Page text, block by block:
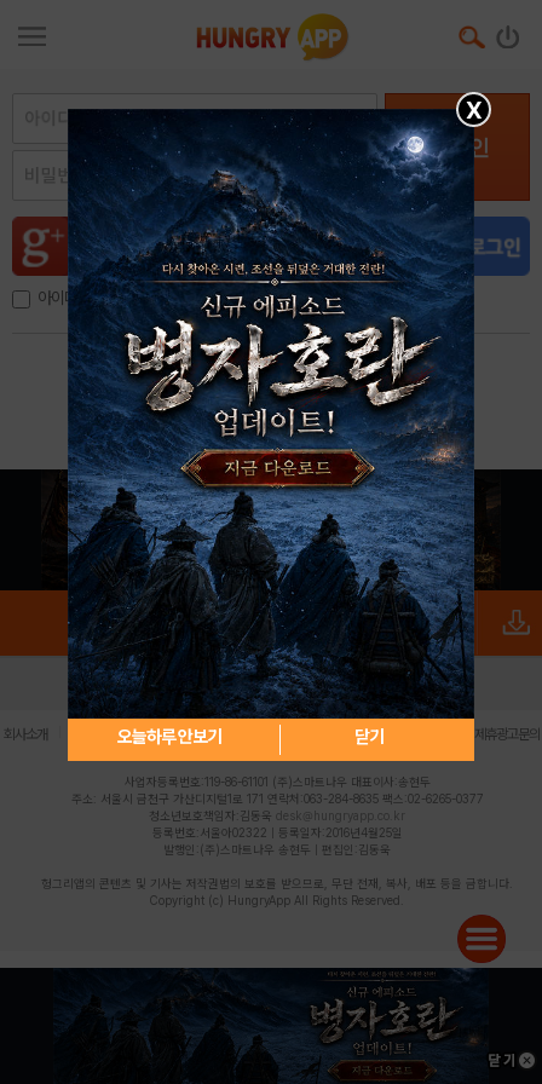
로그인
아이디, 이메일 저장
아이디 / 비밀번호 찾기 회원가입
X
오늘하루 안보기 닫기
로그인 PC버전 전체앱
회사소개 | 개인정보 처리방침 불법촬영물 신고센터 제휴광고문의
사업자등록번호:119-86-61101 (주)스마트나우 대표이사:송현두
주소: 서울시 금천구 가산디지털1로 171 연락처:063-284-8635 팩스:02-6265-0377
청소년보호책임자:김동욱 desk@hungryapp.co.kr
등록번호:서울아02322 | 등록일자:2016년4월25일
발행인:(주)스마트나우 송현두 | 편집인:김동욱
헝그리앱의 콘텐츠 및 기사는 저작권법의 보호를 받으므로, 무단 전재, 복사, 배포 등을 금합니다.
Copyright (c) HungryApp All Rights Reserved.